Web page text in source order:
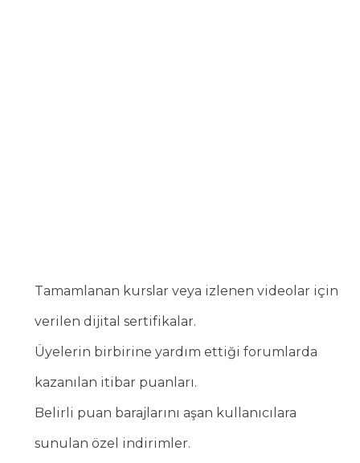
Tamamlanan kurslar veya izlenen videolar için
verilen dijital sertifikalar.
Üyelerin birbirine yardım ettiği forumlarda
kazanılan itibar puanları.
Belirli puan barajlarını aşan kullanıcılara
sunulan özel indirimler.